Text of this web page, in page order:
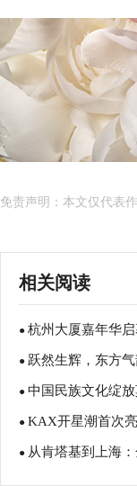
免责声明：本文仅代表
相关阅读
● 杭州大厦嘉年华
● 跃然生辉，东方
● 中国民族文化绽
以服装为媒转译东
● KAX开星潮首次
牌“圈粉无数”
● 从肯塔基到上海